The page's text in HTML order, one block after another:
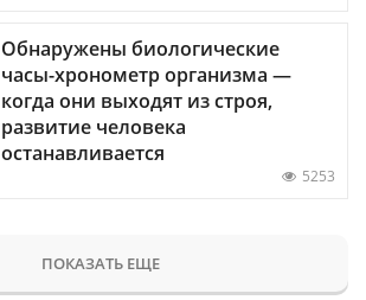
Обнаружены биологические
часы-хронометр организма —
когда они выходят из строя,
развитие человека
останавливается
5253
ПОКАЗАТЬ ЕЩЕ